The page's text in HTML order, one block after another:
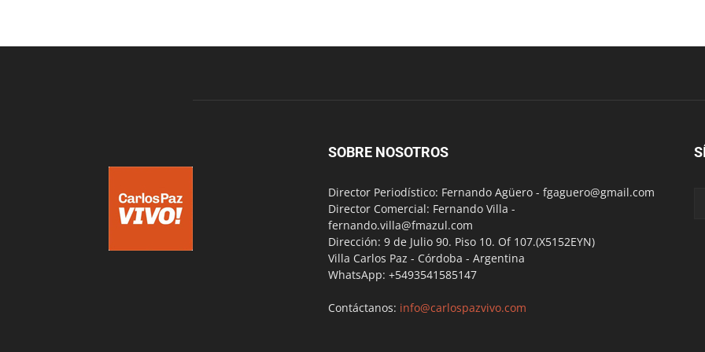
SOBRE NOSOTROS
Director Periodístico: Fernando Agüero - fgaguero@gmail.com
Director Comercial: Fernando Villa -
fernando.villa@fmazul.com
Dirección: 9 de Julio 90. Piso 10. Of 107.(X5152EYN)
Villa Carlos Paz - Córdoba - Argentina
WhatsApp: +5493541585147
Contáctanos: info@carlospazvivo.com